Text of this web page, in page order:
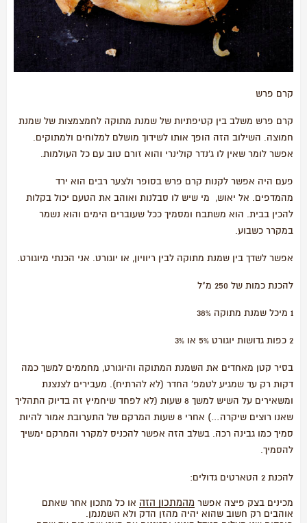
קרם פרש
קרם פרש משלב בין קטיפתיות של שמנת מתוקה לחמצמצות של שמנת
חמוצה. השילוב הזה הופך אותו לשידוך מושלם למלוחים ולמתוקים.
אפשר לומר שאין לו ג'נדר קולינרי והוא זורם טוב עם כל העולמות.
פעם היה אפשר לקנות קרם פרש בסופר ולצער רבים הוא ירד
מהמדפים. אל יאוש, מי שיש לו סבלנות ואוהב את הטעם יכול בקלות
להכין בבית. הוא משתבח ומסמיך ככל שעוברים הימים והוא נשמר
במקרר כשבוע.
אפשר לשדך בין שמנת מתוקה לבין ריוויון, או יוגורט. אני הכנתי מיוגורט.
להכנת כמות של 250 מ"ל
1 מיכל שמנת מתוקה 38%
2 כפות גדושות יוגורט 5% או 3%
בסיר קטן מאחדים את השמנת המתוקה והיוגורט, מחממים למשך כמה
דקות רק עד שמגיע לטמפ' החדר (לא להרתיח). מעבירים לצנצנת
ומשאירים על השיש למשך 8 שעות (לא לפחד שיחמיץ זה בדיוק התהליך
שאנו רוצים שיקרה…) אחרי 8 שעות המרקם של התערובת אמור להיות
סמיך כמו גבינה רכה. בשלב הזה אפשר להכניס למקרר והמרקם ימשיך
להסמיך.
להכנת 2 הטארטים גדולים:
מכינים בצק פיצה אפשר מהמתכון הזה או כל מתכון אחר שאתם
אוהבים רק חשוב שהוא יהיה מהזן הדק ולא השמנמן.